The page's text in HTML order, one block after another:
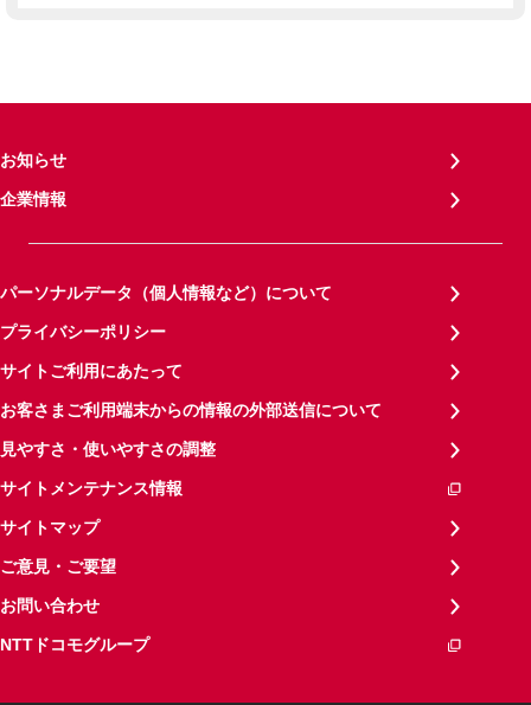
お知らせ
企業情報
パーソナルデータ（個人情報など）について
プライバシーポリシー
サイトご利用にあたって
お客さまご利用端末からの情報の外部送信について
見やすさ・使いやすさの調整
サイトメンテナンス情報
サイトマップ
ご意見・ご要望
お問い合わせ
NTTドコモグループ